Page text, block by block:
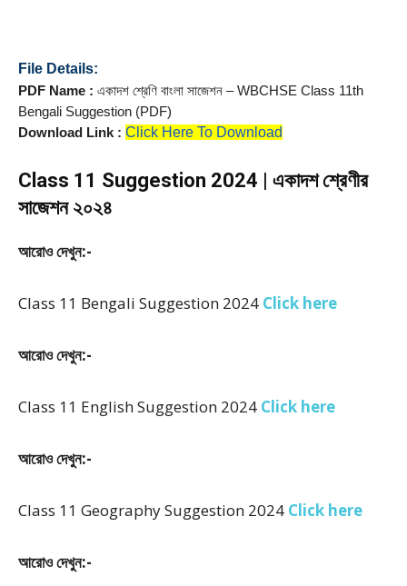
File Details:
PDF Name : একাদশ শ্রেণি বাংলা সাজেশন – WBCHSE Class 11th
Bengali Suggestion (PDF)
Download Link : Click Here To Download
Class 11 Suggestion 2024 | একাদশ শ্রেণীর
সাজেশন ২০২৪
আরোও দেখুন:-
Class 11 Bengali Suggestion 2024 Click here
আরোও দেখুন:-
Class 11 English Suggestion 2024 Click here
আরোও দেখুন:-
Class 11 Geography Suggestion 2024 Click here
আরোও দেখুন:-